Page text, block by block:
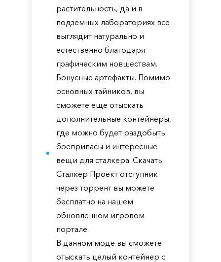
растительность, да и в
подземных лабораториях все
выглядит натурально и
естественно благодаря
графическим новшествам.
Бонусные артефакты. Помимо
основных тайников, вы
сможете еще отыскать
дополнительные контейнеры,
где можно будет раздобыть
боеприпасы и интересные
вещи для сталкера. Скачать
Сталкер Проект отступник
через торрент вы можете
бесплатно на нашем
обновленном игровом
портале.
В данном моде вы сможете
отыскать целый контейнер с